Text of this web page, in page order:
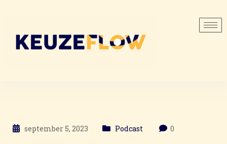
september 5, 2023 Podcast 0